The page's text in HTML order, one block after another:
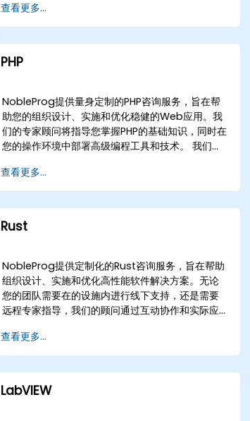
案。 我们通过动手实施的策略，指导您完成整个开
发生命周期，确保您的JavaScript项目具有可扩展
性，并与您的业务目标保持一致。作为您的本地咨
询合作伙伴，NobleProg提供成功部署和优化定制
软件解决方案所需的战略专业知识。
查看更多...
PHP
NobleProg提供量身定制的PHP咨询服务，旨在帮
助您的组织设计、实施和优化稳健的Web应用。我
们的专家顾问将指导您掌握PHP的基础知识，同时在
您的操作环境中部署高级编程工具和技术。 我们的
实时咨询，也可以进行线下咨询。线下咨询可以直
接在的客户场所进行，或在的NobleProg企业咨询
中心进行。 无论您是现代化遗留系统还是架构新解
决方案，NobleProg——您的本地咨询合作伙伴
——提供战略专业知识，助您有效扩展PHP能力。
查看更多...
Rust
NobleProg提供定制化的Rust咨询服务，旨在帮助
组织设计、实施和优化高性能软件解决方案。无论
您的团队需要在的设施内进行线下支持，还是需要
远程专家指导，我们的顾问通过互动协作和实际应
以适应您的运营需求。远程咨询通过安全的交互式
远程桌面会话进行，使专家能够在没有地理限制的
情况下实时指导您的技术团队。对于本地项目，我
们的顾问可以直接部署到的您所在地，或利用
NobleProg企业中心进行研讨会、架构审查和系统
查看更多...
LabVIEW